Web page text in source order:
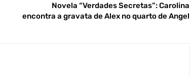
Novela “Verdades Secretas”: Carolina
encontra a gravata de Alex no quarto de Angel